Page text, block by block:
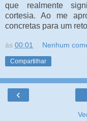
que realmente
cortesia.
Ao me
concretas para um
às 00:01 Nenhum
Compartilhar
‹